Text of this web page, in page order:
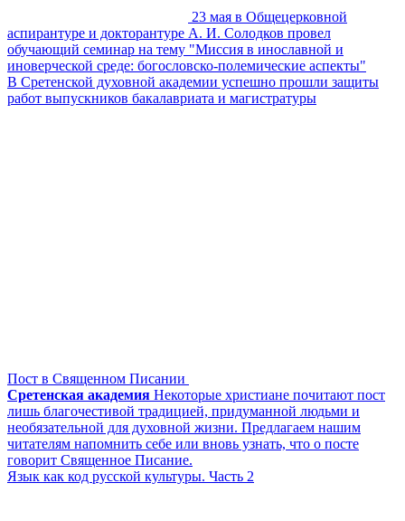
23 мая в Общецерковной
аспирантуре и докторантуре А. И. Солодков провел
обучающий семинар на тему "Миссия в инославной и
иноверческой среде: богословско-полемические аспекты"
В Сретенской духовной академии успешно прошли защиты
работ выпускников бакалавриата и магистратуры
Пост в Священном Писании
Сретенская академия Некоторые христиане почитают пост
лишь благочестивой традицией, придуманной людьми и
необязательной для духовной жизни. Предлагаем нашим
читателям напомнить себе или вновь узнать, что о посте
говорит Священное Писание.
Язык как код русской культуры. Часть 2